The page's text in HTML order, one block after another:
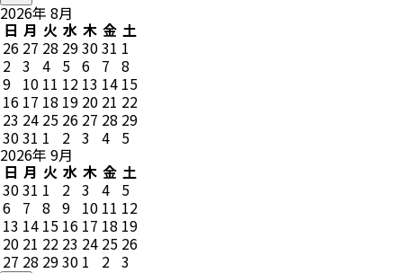
2026年 8月
日 月 火 水 木 金 土
26 27 28 293031 1
2 3 4 5 6 7 8
9 10 11 12 13 14 15
16 17 18 19 20 21 22
23 24 25 26 27 28 29
3031 1 2 3 4 5
2026年 9月
日 月 火 水 木 金 土
3031 1 2 3 4 5
6 7 8 9 10 11 12
13 14 15 16 17 18 19
20 21 22 23 24 25 26
27 28 2930 1 2 3